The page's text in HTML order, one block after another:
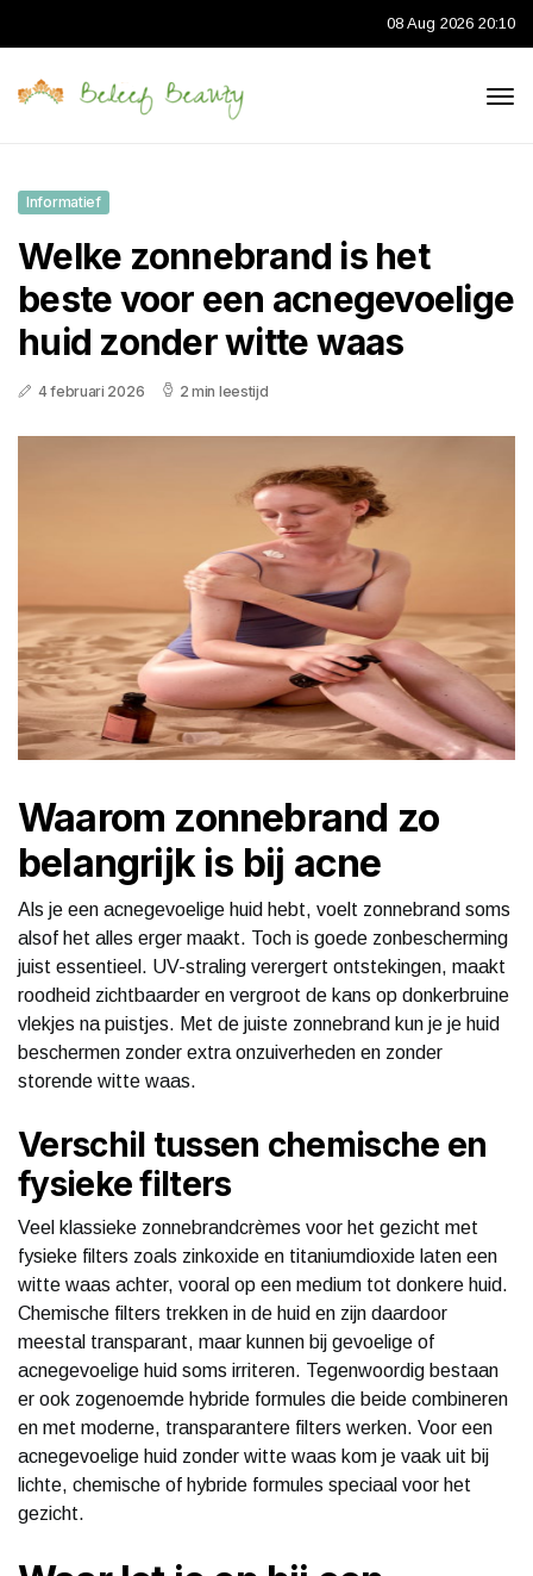
08 Aug 2026 20:10
Informatief
Welke zonnebrand is het
beste voor een acnegevoelige
huid zonder witte waas
4 februari 2026 2 min leestijd
Waarom zonnebrand zo
belangrijk is bij acne
Als je een acnegevoelige huid hebt, voelt zonnebrand soms
alsof het alles erger maakt. Toch is goede zonbescherming
juist essentieel. UV-straling verergert ontstekingen, maakt
roodheid zichtbaarder en vergroot de kans op donkerbruine
vlekjes na puistjes. Met de juiste zonnebrand kun je je huid
beschermen zonder extra onzuiverheden en zonder
storende witte waas.
Verschil tussen chemische en
fysieke filters
Veel klassieke zonnebrandcrèmes voor het gezicht met
fysieke filters zoals zinkoxide en titaniumdioxide laten een
witte waas achter, vooral op een medium tot donkere huid.
Chemische filters trekken in de huid en zijn daardoor
meestal transparant, maar kunnen bij gevoelige of
acnegevoelige huid soms irriteren. Tegenwoordig bestaan
er ook zogenoemde hybride formules die beide combineren
en met moderne, transparantere filters werken. Voor een
acnegevoelige huid zonder witte waas kom je vaak uit bij
lichte, chemische of hybride formules speciaal voor het
gezicht.